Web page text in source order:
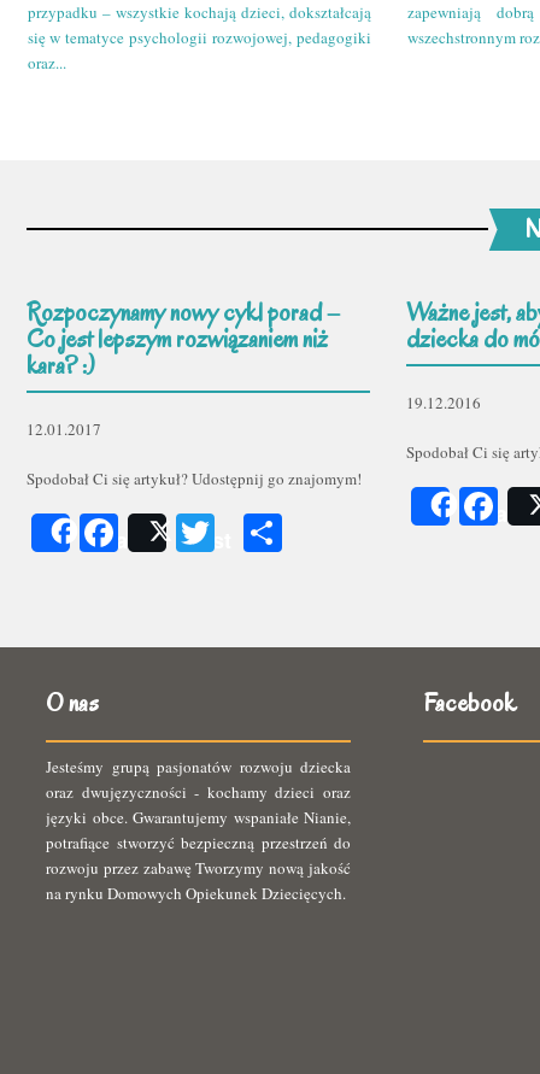
przypadku – wszystkie kochają dzieci, dokształcają
się w tematyce psychologii rozwojowej, pedagogiki
oraz...
zapewniają
wszechstronnym
Rozpoczynamy nowy cykl porad –
Co jest lepszym rozwiązaniem niż
kara? :)
12.01.2017
Spodobał Ci się artykuł? Udostępnij go znajomym!
ShareFacebook
Post Twitter
Ważne jest,
dziecka do
19.12.2016
Spodobał Ci się
Share
O nas
Jesteśmy grupą pasjonatów rozwoju dziecka
oraz dwujęzyczności - kochamy dzieci oraz
języki obce. Gwarantujemy wspaniałe Nianie,
potrafiące stworzyć bezpieczną przestrzeń do
rozwoju przez zabawę Tworzymy nową jakość
na rynku Domowych Opiekunek Dziecięcych.
Facebook